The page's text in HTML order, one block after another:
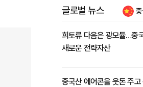
글로벌 뉴스
희토류 다음은 광모듈…중
새로운 전략자산
중국산 에어콘을 웃돈 주고